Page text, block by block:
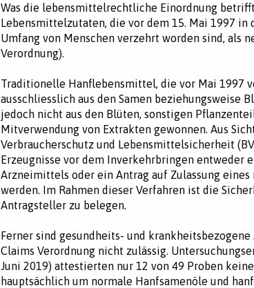
Was die lebensmittelrechtliche Einordnung
Lebensmittelzutaten, die vor dem 15. Mai 1997 in
Umfang von Menschen verzehrt worden sind, als
Verordnung).
Traditionelle Hanflebensmittel, die vor Mai 1997
ausschliesslich aus den Samen beziehungsweise
jedoch nicht aus den Blüten, sonstigen
Mitverwendung von Extrakten gewonnen. Aus
Verbraucherschutz und Lebensmittelsicherheit
Erzeugnisse vor dem Inverkehrbringen entweder
Arzneimittels oder ein Antrag auf Zulassung
werden. Im Rahmen dieser Verfahren ist die
Antragsteller zu belegen.
Ferner sind gesundheits- und krankheitsbezogene
Claims Verordnung nicht zulässig.
Juni 2019) attestierten nur 12 von 49 Proben
hauptsächlich um normale Hanfsamenöle und